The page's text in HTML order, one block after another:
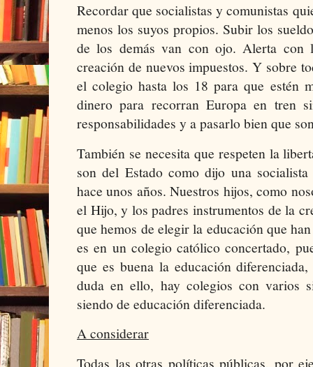
Recordar que socialistas y comunistas
menos los suyos propios. Subir los
de los demás van con ojo. Alerta con
creación de nuevos impuestos. Y sobre
el colegio hasta los 18 para que estén
dinero para recorran Europa en tren
responsabilidades y a pasarlo bien que
También se necesita que respeten la
son del Estado como dijo una
hace unos años. Nuestros hijos, como
el Hijo, y los padres instrumentos de la
que hemos de elegir la educación que
es en un colegio católico concertado,
que es buena la educación
duda en ello, hay colegios con varios
siendo de educación diferenciada.
A considerar
Todas las otras políticas públicas, por